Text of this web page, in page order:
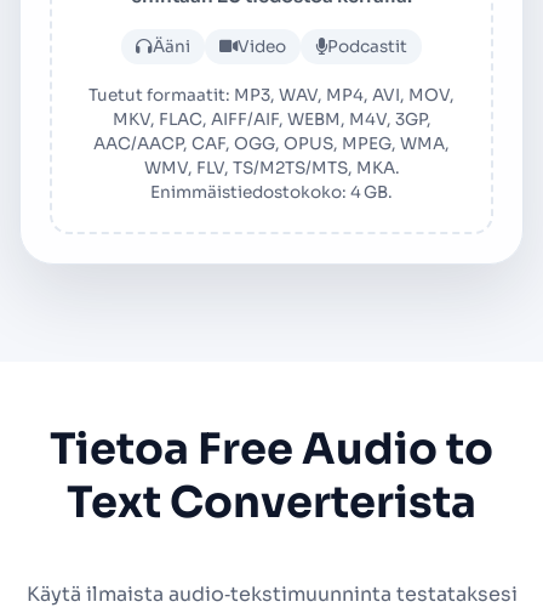
Lataa ääni- tai
Ääni Video Podcastit
Tuetut formaatit: MP3, WAV, MP4, AVI, MOV,
MKV, FLAC, AIFF/AIF, WEBM, M4V, 3GP,
AAC/AACP, CAF, OGG, OPUS, MPEG, WMA,
WMV, FLV, TS/M2TS/MTS, MKA.
Enimmäistiedostokoko: 4 GB.
Tietoa Free Audio to
Text Converterista
Käytä ilmaista audio‑tekstimuunninta testataksesi